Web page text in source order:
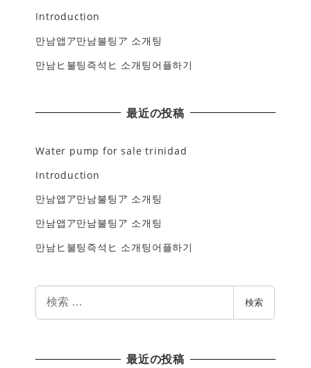
Introduction
만남앱ア만남불팅ア 소개팅
만남ヒ불팅즉석ヒ 소개팅어플하기
最近の投稿
Water pump for sale trinidad
Introduction
만남앱ア만남불팅ア 소개팅
만남앱ア만남불팅ア 소개팅
만남ヒ불팅즉석ヒ 소개팅어플하기
検索
最近の投稿